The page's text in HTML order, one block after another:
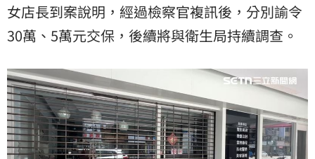
女店長到案說明，經過檢察官複訊後，分別諭令
30萬、5萬元交保，後續將與衛生局持續調查。